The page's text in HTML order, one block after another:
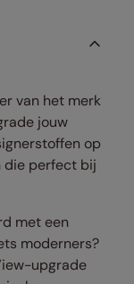
van het merk
jouw
op
die perfect bij
met een
moderners?
upgrade